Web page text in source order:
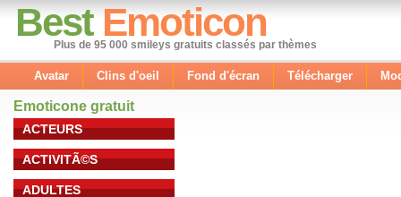
Best Emoticon
Plus de 95 000 smileys gratuits classés par thèmes
Avatar Clins d'oeil Fond d'écran Télécharger
Emoticone gratuit
ACTEURS
ACTIVITÃ©S
ADULTES